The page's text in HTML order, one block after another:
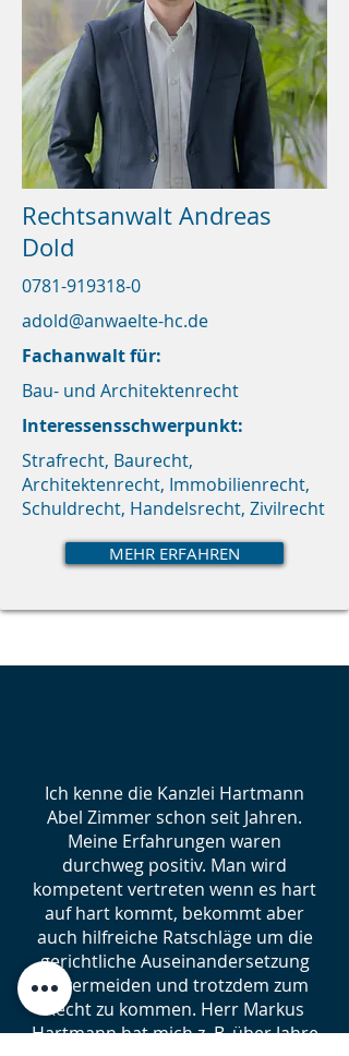
Rechtsanwalt Andreas
Dold
0781-919318-0
adold@anwaelte-hc.de
Fachanwalt für:
Bau- und Architektenrecht
Interessensschwerpunkt:
Strafrecht, Baurecht,
Architektenrecht, Immobilienrecht,
Schuldrecht, Handelsrecht, Zivilrecht
MEHR ERFAHREN
Ich kenne die Kanzlei Hartmann
Abel Zimmer schon seit Jahren.
Meine Erfahrungen waren
durchweg positiv. Man wird
kompetent vertreten wenn es hart
auf hart kommt, bekommt aber
auch hilfreiche Ratschläge um die
gerichtliche Auseinandersetzung
zu vermeiden und trotzdem zum
Recht zu kommen. Herr Markus
Hartmann hat mich z. B. über Jahre